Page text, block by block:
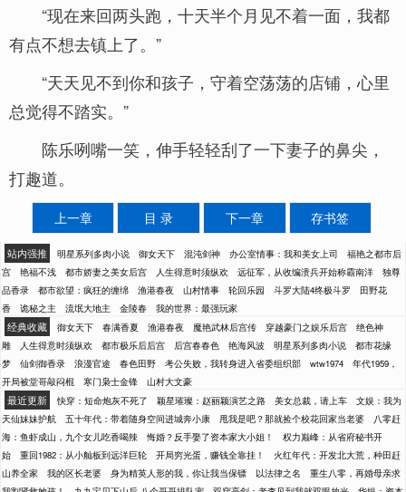
“现在来回两头跑，十天半个月见不着一面，我都
有点不想去镇上了。”
“天天见不到你和孩子，守着空荡荡的店铺，心里
总觉得不踏实。”
陈乐咧嘴一笑，伸手轻轻刮了一下妻子的鼻尖，
打趣道。
上一章 目 录 下一章 存书签
站内强推 明星系列多肉小说 御女天下 混沌剑神 办公室情事：我和美女上司
福艳之都市后
宫
艳福不浅 都市娇妻之美女后宫 人生得意时须纵欢 远征军，从收编溃兵开始称霸南洋
独尊
品香录
都市欲望：疯狂的缠绵 渔港春夜 山村情事 轮回乐园 斗罗大陆4终极斗罗
田野花
香
诡秘之主 流氓大地主 金陵春 我的世界：最强玩家
经典收藏 御女天下 春满香夏 渔港春夜 魔艳武林后宫传 穿越豪门之娱乐后宫
绝色神
雕
人生得意时须纵欢 都市极乐后后宫 后宫春春色 艳海风波 明星系列多肉小说
都市花缘
梦
仙剑御香录 浪漫官途 春色田野 考公失败，我转身进入省委组织部 wtw1974
年代1959，
开局被堂哥敲闷棍
寒门枭士金锋 山村大文豪
最近更新 快穿：短命炮灰不死了 颖星璀璨：赵丽颖演艺之路 美女总裁，请上车
文娱：我为
天仙妹妹护航
五十年代：带着随身空间进城奔小康 甩我是吧？那就捡个校花回家当老婆
八零赶
海：鱼虾成山，九个女儿吃香喝辣
悔婚？反手娶了资本家大小姐！
权力巅峰：从省府秘书开
始
重回1982：从小舢板到远洋巨轮 开局穷光蛋，赚钱全靠挂！
火红年代：开发北大荒，种田赶
山养全家
我的区长老婆 身为精英人形的我，你让我当保镖 以法律之名
重生八零，再婚母亲求